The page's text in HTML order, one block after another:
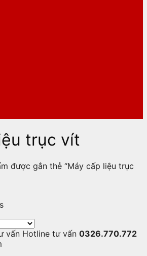
trục vít
được gắn thẻ “Máy cấp liệu trục
vấn Hotline tư vấn 0326.770.772